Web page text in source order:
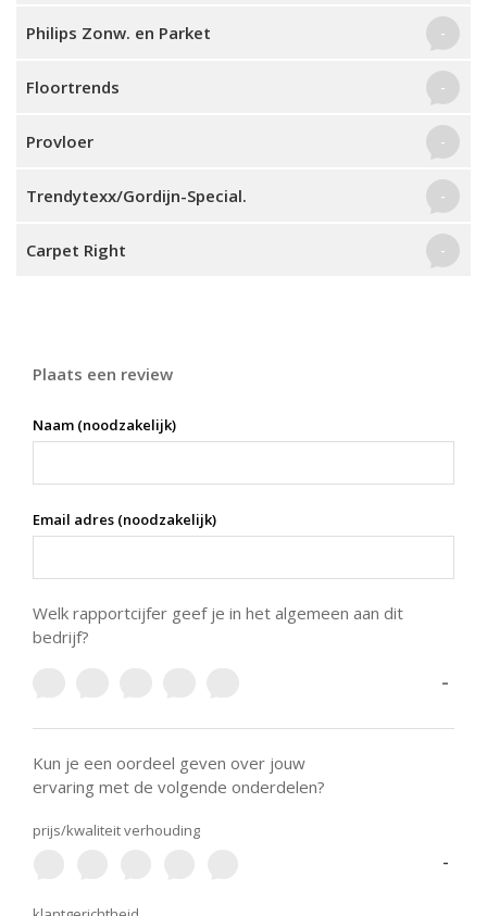
Philips Zonw. en Parket -
Floortrends -
Provloer -
Trendytexx/Gordijn-Special. -
Carpet Right -
Plaats een review
Naam (noodzakelijk)
Email adres (noodzakelijk)
Welk rapportcijfer geef je in het algemeen aan dit
bedrijf?
-
Kun je een oordeel geven over jouw
ervaring met de volgende onderdelen?
prijs/kwaliteit verhouding
-